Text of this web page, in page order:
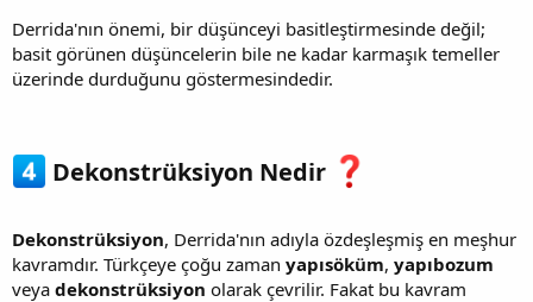
Derrida'nın önemi, bir düşünceyi basitleştirmesinde değil;
basit görünen düşüncelerin bile ne kadar karmaşık temeller
üzerinde durduğunu göstermesindedir.
Dekonstrüksiyon Nedir
Dekonstrüksiyon, Derrida'nın adıyla özdeşleşmiş en meşhur
kavramdır. Türkçeye çoğu zaman yapısöküm, yapıbozum
veya dekonstrüksiyon olarak çevrilir. Fakat bu kavram